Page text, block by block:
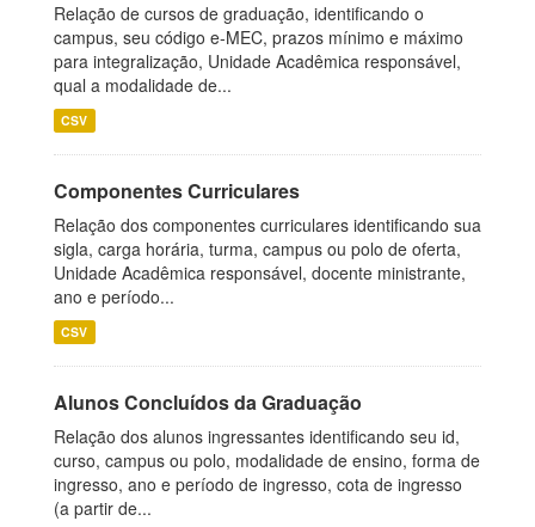
Relação de cursos de graduação, identificando o
campus, seu código e-MEC, prazos mínimo e máximo
para integralização, Unidade Acadêmica responsável,
qual a modalidade de...
CSV
Componentes Curriculares
Relação dos componentes curriculares identificando sua
sigla, carga horária, turma, campus ou polo de oferta,
Unidade Acadêmica responsável, docente ministrante,
ano e período...
CSV
Alunos Concluídos da Graduação
Relação dos alunos ingressantes identificando seu id,
curso, campus ou polo, modalidade de ensino, forma de
ingresso, ano e período de ingresso, cota de ingresso
(a partir de...